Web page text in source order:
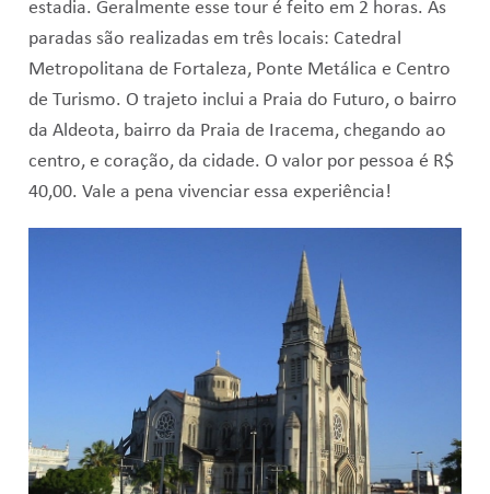
estadia. Geralmente esse tour é feito em 2 horas. As
paradas são realizadas em três locais: Catedral
Metropolitana de Fortaleza, Ponte Metálica e Centro
de Turismo. O trajeto inclui a Praia do Futuro, o bairro
da Aldeota, bairro da Praia de Iracema, chegando ao
centro, e coração, da cidade. O valor por pessoa é R$
40,00. Vale a pena vivenciar essa experiência!